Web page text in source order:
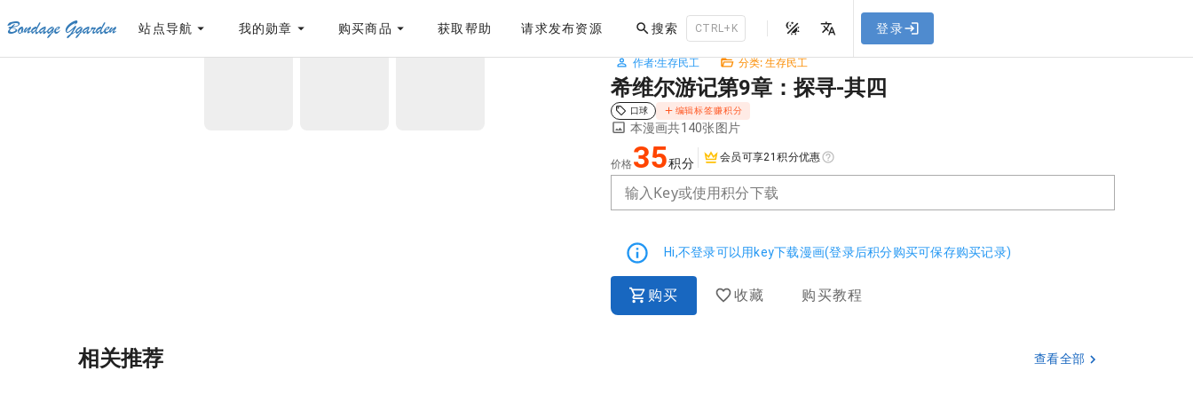
[点击联系客服] 网站永久防走失地址 「sykb.cc」，使用遇到问题请联系客服。
Bondage Ggarden 站点导航 我的勋章 购买商品 获取帮助 请求发布资源 搜索 CTRL+K 登录
首页 / 生存民工 希维尔游记第9章：探寻-其四
作者:生存民工 分类: 生存民工
希维尔游记第9章：探寻-其四
口球 编辑标签赚积分
本漫画共140张图片
价格 35积分 会员可享21积分优惠
输入Key或使用积分下载
Hi,不登录可以用key下载漫画(登录后积分购买可保存购买记录)
购买 收藏 购买教程
相关推荐 查看全部